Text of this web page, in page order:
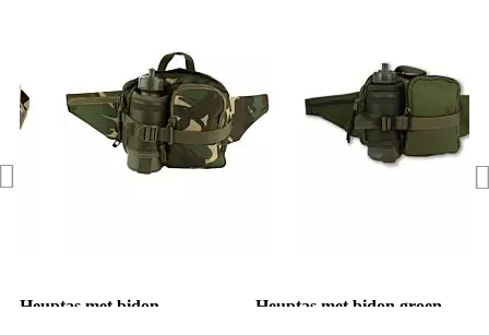
Heuptas met bidon
Heuptas met bidon groen